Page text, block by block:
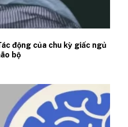
động của chu kỳ giấc ngủ
bộ